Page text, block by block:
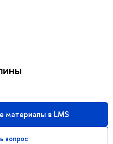
материалы в LMS
вопрос